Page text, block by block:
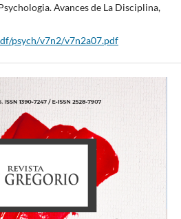
Avances de La Disciplina,
psych/v7n2/v7n2a07.pdf